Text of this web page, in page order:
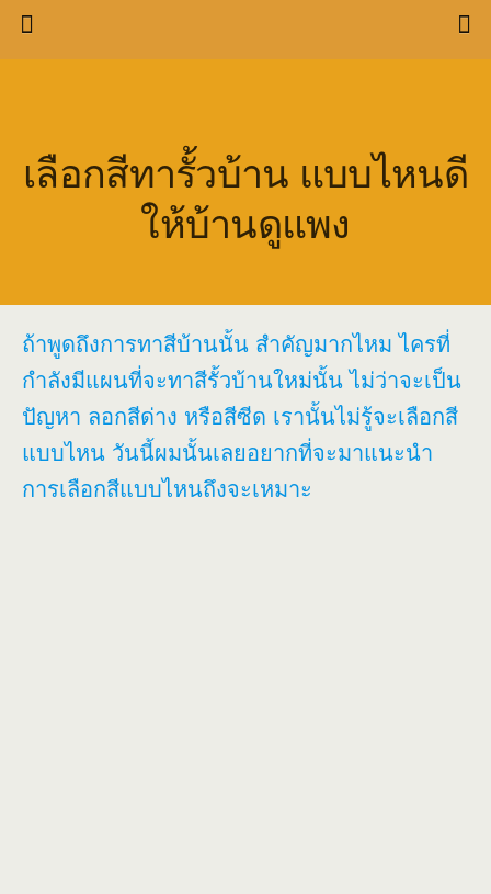
เลือกสีทารั้วบ้าน แบบไหนดี
ให้บ้านดูแพง
ถ้าพูดถึงการทาสีบ้านนั้น สำคัญมากไหม ไครที่
กำลังมีแผนที่จะทาสีรั้วบ้านใหม่นั้น ไม่ว่าจะเป็น
ปัญหา ลอกสีด่าง หรือสีซีด เรานั้นไม่รู้จะเลือกสี
แบบไหน วันนี้ผมนั้นเลยอยากที่จะมาแนะนำ
การเลือกสีแบบไหนถึงจะเหมาะ